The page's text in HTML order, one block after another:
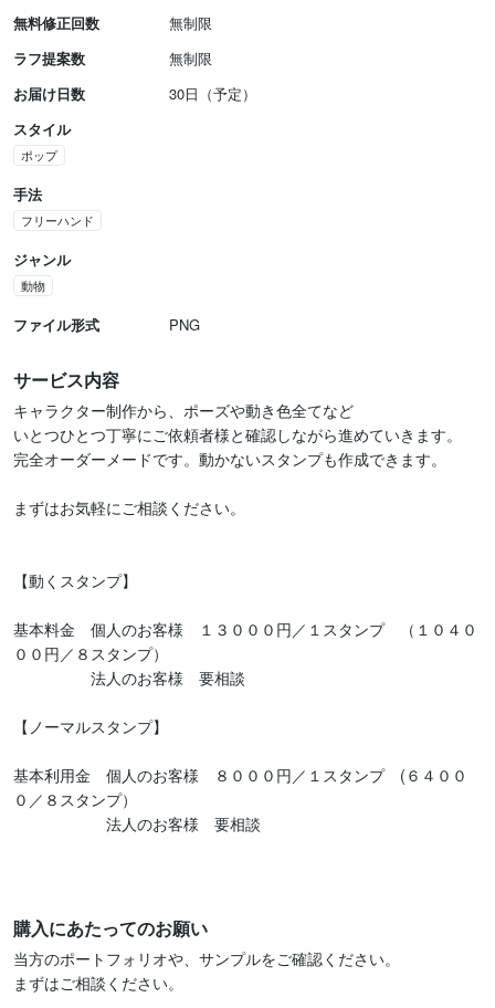
無料修正回数
無制限
ラフ提案数
無制限
お届け日数
30日（予定）
スタイル
ポップ
手法
フリーハンド
ジャンル
動物
ファイル形式 PNG
サービス内容
キャラクター制作から、ポーズや動き色全てなど
いとつひとつ丁寧にご依頼者様と確認しながら進めていきます。
完全オーダーメードです。動かないスタンプも作成できます。
まずはお気軽にご相談ください。
【動くスタンプ】
基本料金　個人のお客様　１３０００円／１スタンプ　（１０４０
００円／８スタンプ）
法人のお客様　要相談
【ノーマルスタンプ】
基本利用金　個人のお客様　８０００円／１スタンプ　(６４００
０／８スタンプ）
法人のお客様　要相談
購入にあたってのお願い
当方のポートフォリオや、サンプルをご確認ください。